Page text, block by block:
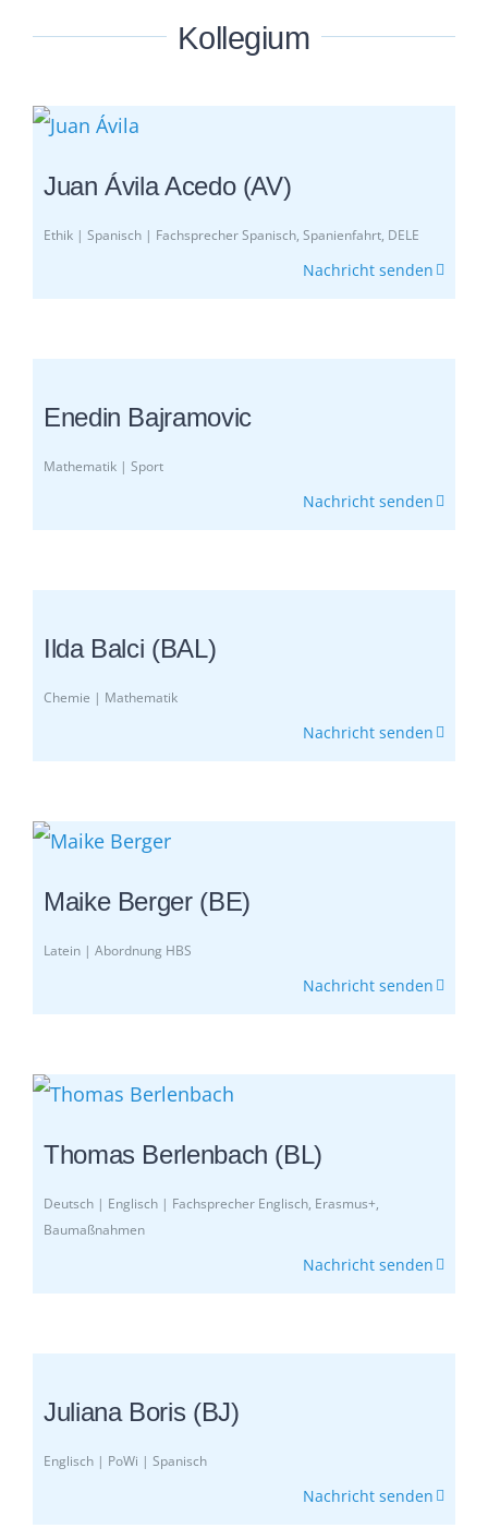
Kollegium
Juan Ávila Acedo (AV)
Ethik | Spanisch | Fachsprecher Spanisch, Spanienfahrt, DELE
Nachricht senden
Enedin Bajramovic
Mathematik | Sport
Nachricht senden
Ilda Balci (BAL)
Chemie | Mathematik
Nachricht senden
Maike Berger (BE)
Latein | Abordnung HBS
Nachricht senden
Thomas Berlenbach (BL)
Deutsch | Englisch | Fachsprecher Englisch, Erasmus+,
Baumaßnahmen
Nachricht senden
Juliana Boris (BJ)
Englisch | PoWi | Spanisch
Nachricht senden